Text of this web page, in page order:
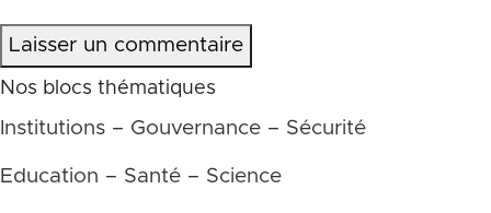
Laisser un commentaire
Nos blocs thématiques
Institutions – Gouvernance – Sécurité
Education – Santé – Science